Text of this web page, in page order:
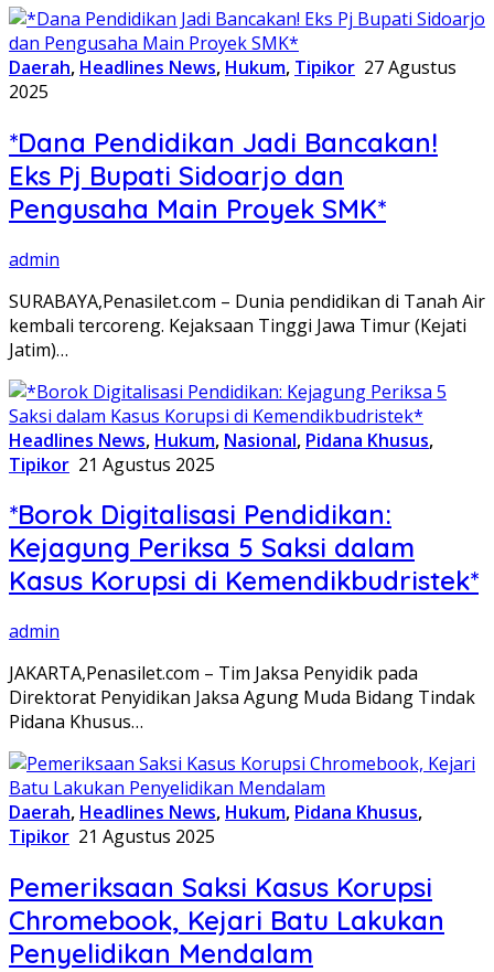
Daerah, Headlines News, Hukum, Tipikor 27 Agustus
2025
*Dana Pendidikan Jadi Bancakan!
Eks Pj Bupati Sidoarjo dan
Pengusaha Main Proyek SMK*
admin
SURABAYA,Penasilet.com – Dunia pendidikan di Tanah Air
kembali tercoreng. Kejaksaan Tinggi Jawa Timur (Kejati
Jatim)…
Headlines News, Hukum, Nasional, Pidana Khusus,
Tipikor 21 Agustus 2025
*Borok Digitalisasi Pendidikan:
Kejagung Periksa 5 Saksi dalam
Kasus Korupsi di Kemendikbudristek*
admin
JAKARTA,Penasilet.com – Tim Jaksa Penyidik pada
Direktorat Penyidikan Jaksa Agung Muda Bidang Tindak
Pidana Khusus…
Daerah, Headlines News, Hukum, Pidana Khusus,
Tipikor 21 Agustus 2025
Pemeriksaan Saksi Kasus Korupsi
Chromebook, Kejari Batu Lakukan
Penyelidikan Mendalam